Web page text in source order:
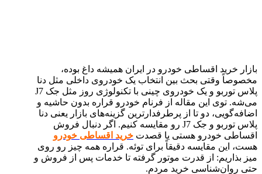
بازار خرید اقساطی خودرو در ایران همیشه داغ بوده،
مخصوصاً وقتی بحث بین انتخاب یک خودروی داخلی مثل دنا
پلاس توربو و یک خودروی چینی با تکنولوژی روز مثل جک J7
می‌شه. توی این مقاله از فرنام خودرو قراره بدون حاشیه و
اضافه‌گویی، دو تا از پرطرفدارترین گزینه‌های بازار یعنی دنا
پلاس توربو و جک J7 رو مقایسه کنیم. اگر دنبال فروش
اقساطی خودرو هستی یا قصدت خرید اقساطی خودرو
هست، این مقایسه دقیقاً برای توئه. قراره همه چیز رو روی
میز بذاریم: از قدرت موتور گرفته تا خدمات پس از فروش و
حتی روان‌شناسی خرید مردم.